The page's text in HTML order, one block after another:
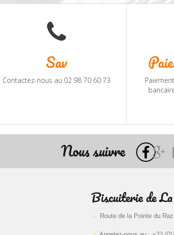
Sav
Contactez-nous au 02 98 70 60 73
Nous suivre
Biscuiterie de
Route de la Pointe du